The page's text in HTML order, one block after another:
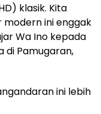
klasik. Kita
ini enggak
Wa Ino kepada
di Pamugaran,
ini lebih